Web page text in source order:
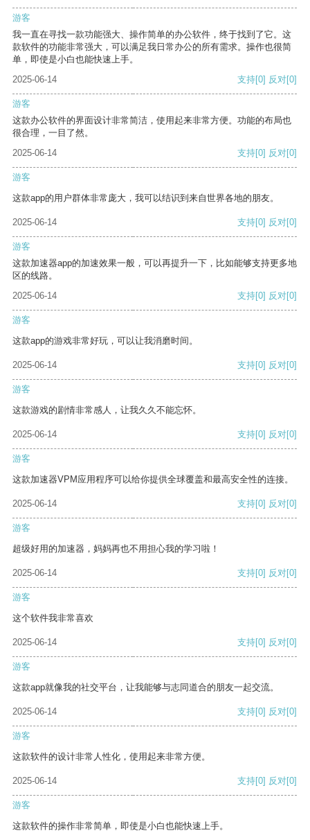
游客
我一直在寻找一款功能强大、操作简单的办公软件，终于找到了它。这
款软件的功能非常强大，可以满足我日常办公的所有需求。操作也很简
单，即使是小白也能快速上手。
2025-06-14
支持[0] 反对[0]
游客
这款办公软件的界面设计非常简洁，使用起来非常方便。功能的布局也
很合理，一目了然。
2025-06-14
支持[0] 反对[0]
游客
这款app的用户群体非常庞大，我可以结识到来自世界各地的朋友。
2025-06-14 支持[0] 反对[0]
游客
这款加速器app的加速效果一般，可以再提升一下，比如能够支持更多地
区的线路。
2025-06-14
支持[0] 反对[0]
游客
这款app的游戏非常好玩，可以让我消磨时间。
2025-06-14 支持[0] 反对[0]
游客
这款游戏的剧情非常感人，让我久久不能忘怀。
2025-06-14 支持[0] 反对[0]
游客
这款加速器VPM应用程序可以给你提供全球覆盖和最高安全性的连接。
2025-06-14 支持[0] 反对[0]
游客
超级好用的加速器，妈妈再也不用担心我的学习啦！
2025-06-14 支持[0] 反对[0]
游客
这个软件我非常喜欢
2025-06-14 支持[0] 反对[0]
游客
这款app就像我的社交平台，让我能够与志同道合的朋友一起交流。
2025-06-14 支持[0] 反对[0]
游客
这款软件的设计非常人性化，使用起来非常方便。
2025-06-14 支持[0] 反对[0]
游客
这款软件的操作非常简单，即使是小白也能快速上手。